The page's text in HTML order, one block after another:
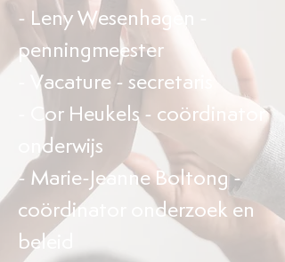
- Leny Wesenhagen -
penningmeester
- Vacature - secretaris
- Cor Heukels - coördinator
onderwijs
- Marie-Jeanne Boltong -
coördinator onderzoek en
beleid